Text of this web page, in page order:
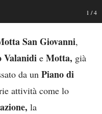
1 /4
San Giovanni,
Valanidi e Motta, già
da un Piano di
attività come lo
la